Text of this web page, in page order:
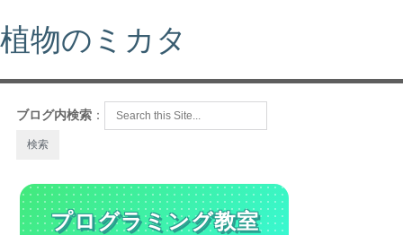
植物のミカタ
ブログ内検索 ：
プログラミング教室